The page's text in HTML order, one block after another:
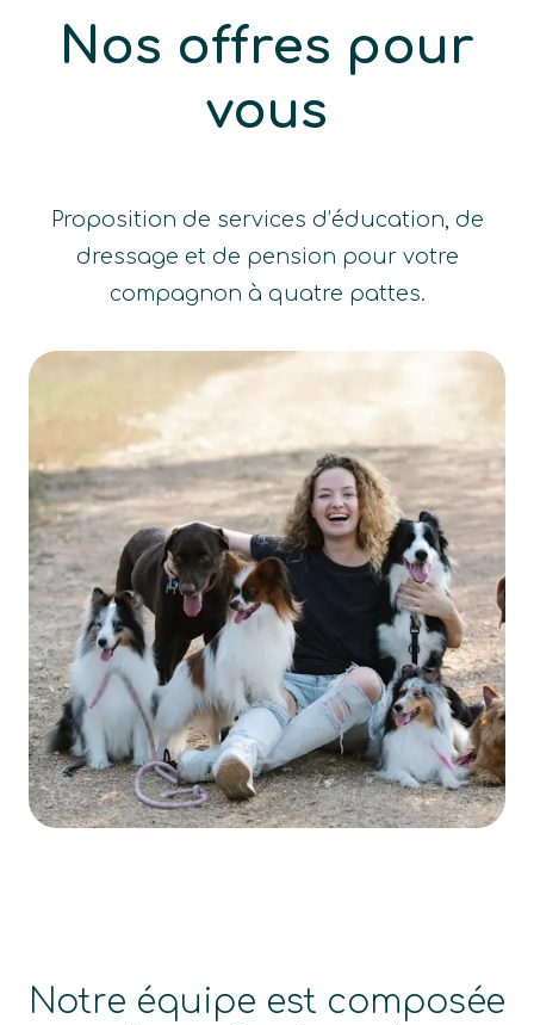
Nos offres pour
vous
Proposition de services d’éducation, de
dressage et de pension pour votre
compagnon à quatre pattes.
Notre équipe est composée